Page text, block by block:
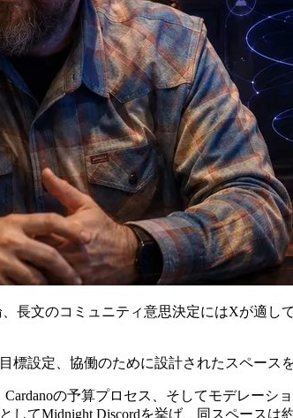
長文のコミュニティ意思決定にはXが適
標設定、協働のために設計されたスペース
の予算プロセス、そしてモデレー
してMidnight Discordを挙げ、同スペース